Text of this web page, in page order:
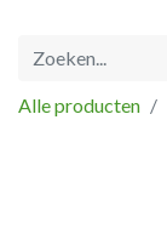
Alle producten